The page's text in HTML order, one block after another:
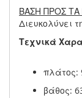
ΒΑΣΗ ΠΡΟΣ ΤΑ
Διευκολύνει
Τεχνικά
πλάτος:
βάθος: